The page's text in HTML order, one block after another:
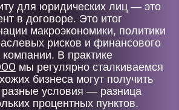
для юридических лиц — это
в договоре. Это итог
макроэкономики, политики
рисков и финансового
В практике
мы регулярно сталкиваемся
бизнеса могут получить
условия — разница
процентных пунктов.